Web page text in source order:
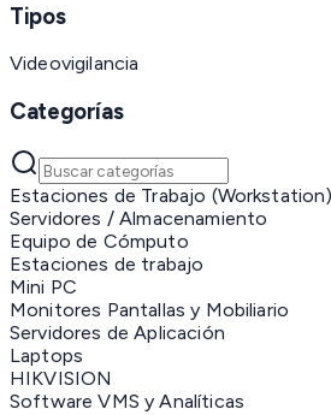
Tipos
Videovigilancia
Categorías
Estaciones de Trabajo (Workstation)
Servidores / Almacenamiento
Equipo de Cómputo
Estaciones de trabajo
Mini PC
Monitores Pantallas y Mobiliario
Servidores de Aplicación
Laptops
HIKVISION
Software VMS y Analíticas